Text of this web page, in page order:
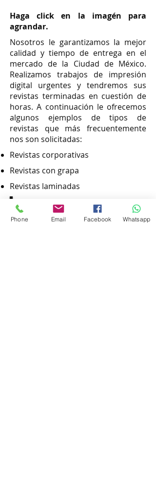
Haga click en la imagén para
agrandar.
Nosotros le garantizamos la mejor
calidad y tiempo de entrega en el
mercado de la Ciudad de México.
Realizamos trabajos de impresión
digital urgentes y tendremos sus
revistas terminadas en cuestión de
horas. A continuación le ofrecemos
algunos ejemplos de tipos de
revistas que más frecuentemente
nos son solicitadas:
Revistas corporativas
Revistas con grapa
Revistas laminadas
TIEMPO DE ENTREGA:
Phone Email Facebook Whatsapp